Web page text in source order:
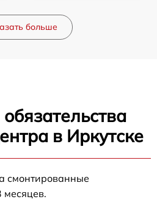
больше
в Иркутске
смонтированные